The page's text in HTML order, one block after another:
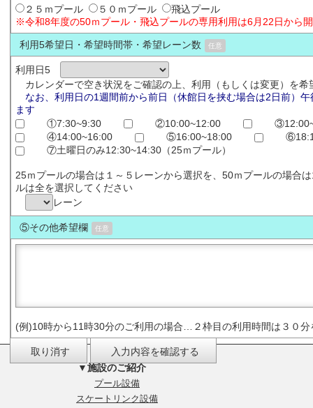
２５ｍプール ５０ｍプール
飛込プール
※令和8年度の50ｍプール・飛込プールの専用利用は6月22日から
利用5希望日・希望時間帯・希望レーン数 任意
利用日5
カレンダーで空き状況をご確認の上、利用（もしくは変更）を
なお、利用日の1週間前から前日（休館日を挟む場合は2日前）
ます
①7:30~9:30
②10:00~12:00
④14:00~16:00
⑤16:00~18:00
⑦土曜日のみ12:30~14:30（25ｍプール）
25ｍプールの場合は１～５レーンから選択を、50ｍプールの場合
ルは全を選択してください
レーン
⑤その他希望欄 任意
(例)10時から11時30分のご利用の場合…２枠目の利用時間は３０分
▼施設のご紹介
プール設備
スケートリンク設備